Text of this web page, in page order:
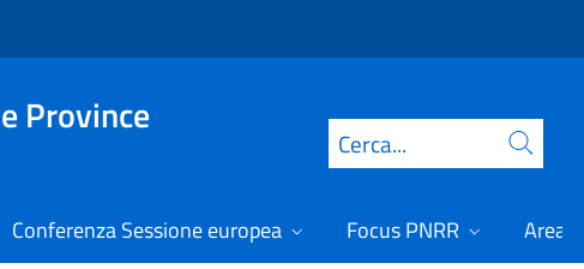
Province
Cerca
Conferenza Sessione europea Focus PNRR Area